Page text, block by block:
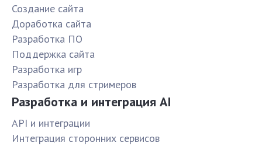
Создание сайта
Доработка сайта
Разработка ПО
Поддержка сайта
Разработка игр
Разработка для стримеров
Разработка и интеграция AI
API и интеграции
Интеграция сторонних сервисов